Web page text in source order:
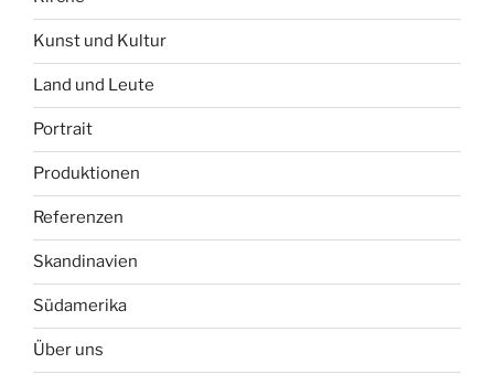
Kunst und Kultur
Land und Leute
Portrait
Produktionen
Referenzen
Skandinavien
Südamerika
Über uns